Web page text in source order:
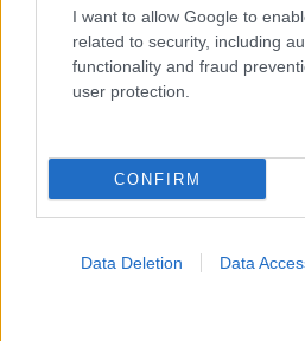
I want to allow Google to
related to security, including
functionality and fraud
user protection.
CONFIRM
Data Deletion Data
Κήπος στο σπίτι και πάρκα στη
κίνδυνο διαβήτη τύπου 2